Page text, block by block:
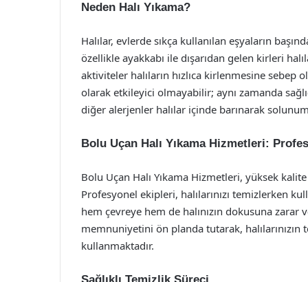
Neden Halı Yıkama?
Halılar, evlerde sıkça kullanılan eşyaların
özellikle ayakkabı ile dışarıdan gelen kirleri
aktiviteler halıların hızlıca kirlenmesine sebep
olarak etkileyici olmayabilir; aynı zamanda
diğer alerjenler halılar içinde barınarak
Bolu Uçan Halı Yıkama Hizmetleri:
Bolu Uçan Halı Yıkama Hizmetleri, yüksek
Profesyonel ekipleri, halılarınızı temizlerken
hem çevreye hem de halınızın dokusuna
memnuniyetini ön planda tutarak,
kullanmaktadır.